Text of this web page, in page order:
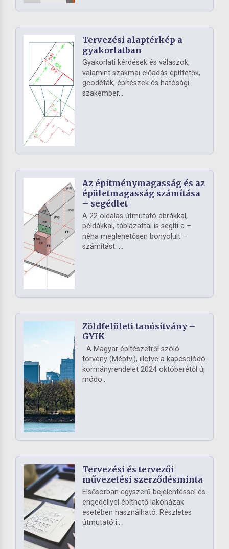
Tervezési alaptérkép a
gyakorlatban
Gyakorlati kérdések és válaszok,
valamint szakmai előadás építtetők,
geodéták, építészek és hatósági
szakember...
Az építménymagasság és az
épületmagasság számítása
– segédlet
A 22 oldalas útmutató ábrákkal,
példákkal, táblázattal is segíti a –
néha meglehetősen bonyolult –
számítást. ...
Zöldfelületi tanúsítvány –
GYIK
A Magyar építészetről szóló
törvény (Méptv.), illetve a kapcsolódó
kormányrendelet 2024 októberétől új
módo...
Tervezési és tervezői
művezetési szerződésminta
Elsősorban egyszerű bejelentéssel és
engedéllyel építhető lakóházak
esetében használható. Részletes
útmutató i...